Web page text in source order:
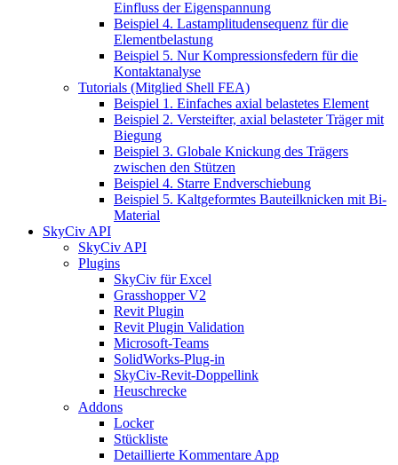
Einfluss der Eigenspannung
Beispiel 4. Lastamplitudensequenz für die
Elementbelastung
Beispiel 5. Nur Kompressionsfedern für die
Kontaktanalyse
Tutorials (Mitglied Shell FEA)
Beispiel 1. Einfaches axial belastetes Element
Beispiel 2. Versteifter, axial belasteter Träger mit
Biegung
Beispiel 3. Globale Knickung des Trägers
zwischen den Stützen
Beispiel 4. Starre Endverschiebung
Beispiel 5. Kaltgeformtes Bauteilknicken mit Bi-
Material
SkyCiv API
SkyCiv API
Plugins
SkyCiv für Excel
Grasshopper V2
Revit Plugin
Revit Plugin Validation
Microsoft-Teams
SolidWorks-Plug-in
SkyCiv-Revit-Doppellink
Heuschrecke
Addons
Locker
Stückliste
Detaillierte Kommentare App